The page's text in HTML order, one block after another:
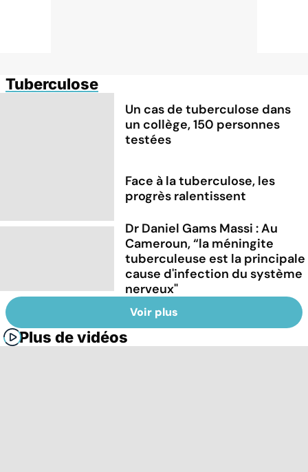
Tuberculose
Un cas de tuberculose dans
un collège, 150 personnes
testées
Face à la tuberculose, les
progrès ralentissent
Dr Daniel Gams Massi : Au
Cameroun, “la méningite
tuberculeuse est la principale
cause d'infection du système
nerveux"
Voir plus
Plus de vidéos